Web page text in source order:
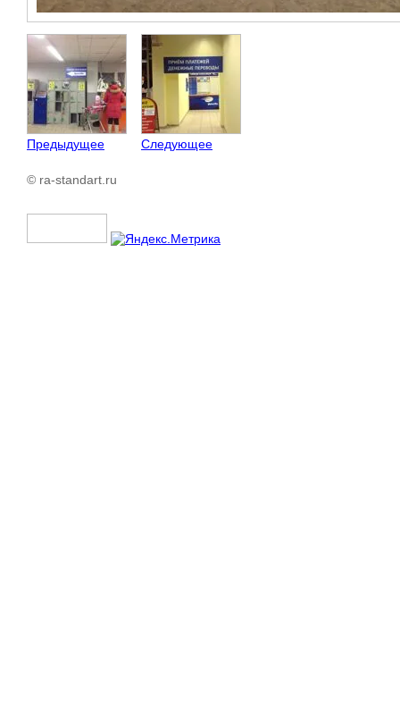
Предыдущее Следующее
© ra-standart.ru